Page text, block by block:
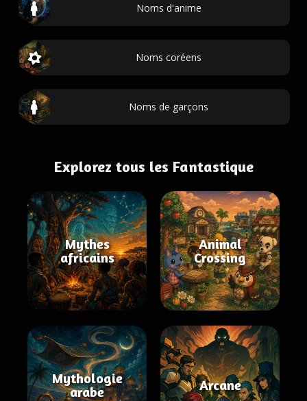
Noms d'anime
Noms coréens
Noms de garçons
Explorez tous les Fantastique
Mythes
africains
Animal
Crossing
Mythologie
arabe
Arcane